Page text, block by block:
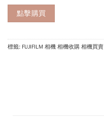
點擊購買
標籤: FUJIFILM 相機 相機收購 相機買賣